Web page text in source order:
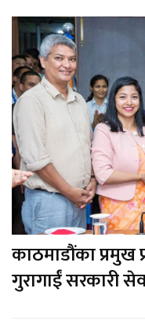
काठमाडौंका
गुरागाईं सरकारी